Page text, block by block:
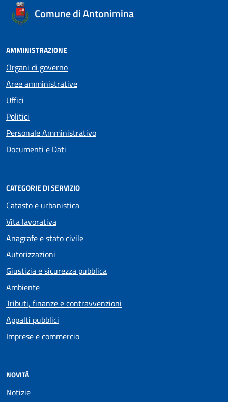
Comune di Antonimina
AMMINISTRAZIONE
Organi di governo
Aree amministrative
Uffici
Politici
Personale Amministrativo
Documenti e Dati
CATEGORIE DI SERVIZIO
Catasto e urbanistica
Vita lavorativa
Anagrafe e stato civile
Autorizzazioni
Giustizia e sicurezza pubblica
Ambiente
Tributi, finanze e contravvenzioni
Appalti pubblici
Imprese e commercio
NOVITÀ
Notizie